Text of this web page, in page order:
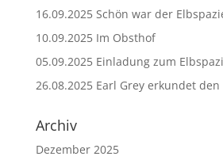
16.09.2025 Schön war der
10.09.2025 Im Obsthof
05.09.2025 Einladung zum
26.08.2025 Earl Grey erkundet den
Archiv
Dezember 2025